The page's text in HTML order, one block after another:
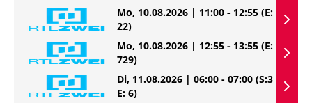
Mo, 10.08.2026 | 11:00 - 12:55 (E:
22)
Mo, 10.08.2026 | 12:55 - 13:55 (E:
729)
Di, 11.08.2026 | 06:00 - 07:00 (S:3
E: 6)